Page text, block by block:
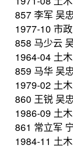
857 李军 吴
1977-10 市
858 马少云
1964-04 土
859 马华 吴
1979-02 土
860 王锐 吴
1986-09 土
861 常立军
1984-11 土